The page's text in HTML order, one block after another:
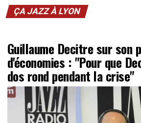
ÇA JAZZ À LYON
Guillaume Decitre sur son
d'économies : "Pour que
dos rond pendant la crise"